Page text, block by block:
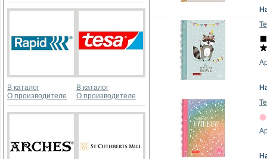
В каталог
О производителе
В каталог
О производителе